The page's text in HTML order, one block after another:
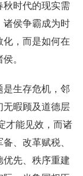
秋时代的现实需
诸侯争霸成为时
化，而是如何在
。
是生存危机，邻
无暇顾及道德层
才能见效，而诸
、改革赋税、
优先、秩序重建